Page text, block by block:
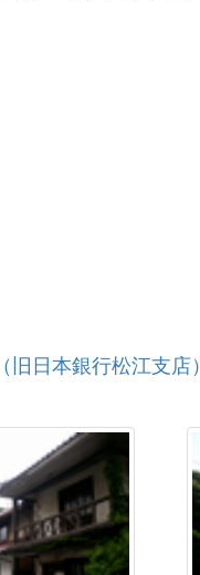
旧日本銀行松江支店